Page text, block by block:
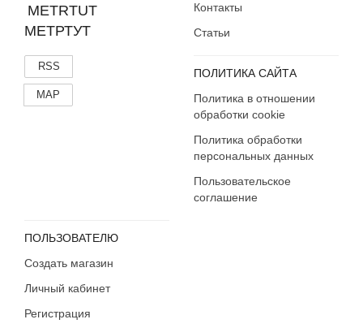
МЕТРТУТ
RSS
MAP
Контакты
Статьи
ПОЛИТИКА САЙТА
Политика в отношении
обработки cookie
Политика обработки
персональных данных
Пользовательское
соглашение
ПОЛЬЗОВАТЕЛЮ
Создать магазин
Личный кабинет
Регистрация